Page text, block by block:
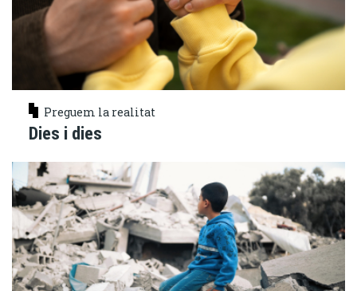
Preguem la realitat
Dies i dies